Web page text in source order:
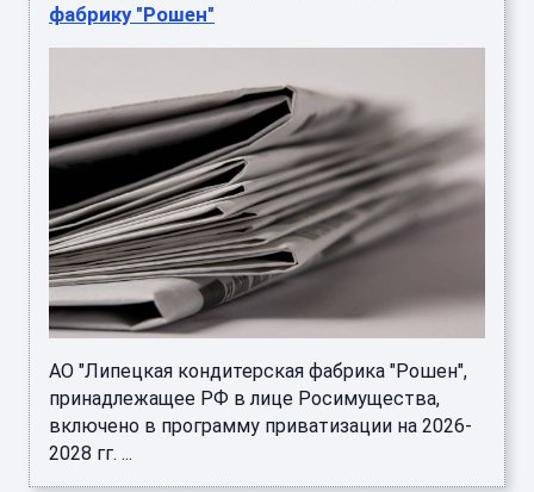
фабрику "Рошен"
АО "Липецкая кондитерская фабрика "Рошен",
принадлежащее РФ в лице Росимущества,
включено в программу приватизации на 2026-
2028 гг. ...